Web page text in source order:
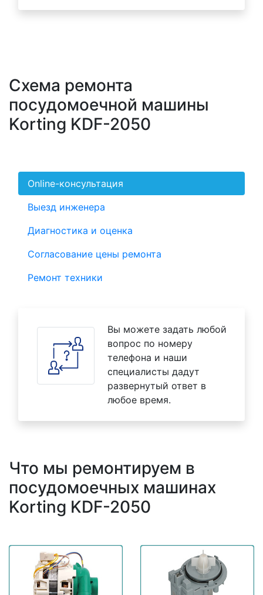
Схема ремонта
посудомоечной машины
Korting KDF-2050
Online-консультация
Выезд инженера
Диагностика и оценка
Согласование цены ремонта
Ремонт техники
Вы можете задать любой
вопрос по номеру
телефона и наши
специалисты дадут
развернутый ответ в
любое время.
Что мы ремонтируем в
посудомоечных машинах
Korting KDF-2050